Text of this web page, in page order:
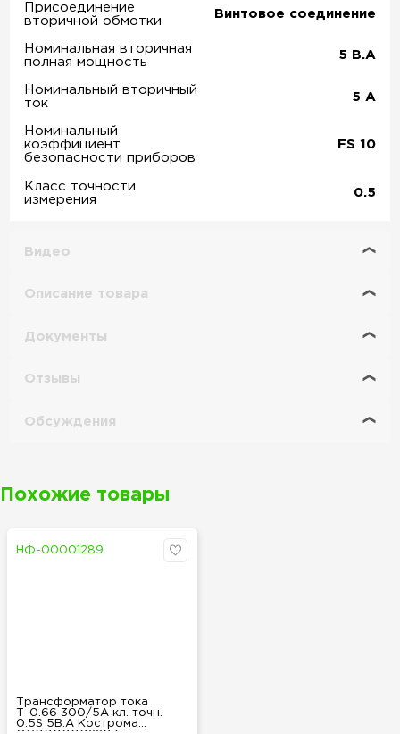
Присоединение
вторичной обмотки
Винтовое соединение
Номинальная вторичная
полная мощность
5 В.А
Номинальный вторичный
ток
5 А
Номинальный
коэффициент
безопасности приборов
FS 10
Класс точности
измерения
0.5
Видео
Описание товара
Документы
Отзывы
Обсуждения
Похожие товары
НФ-00001289
Трансформатор тока
Т-0.66 300/5А кл. точн.
0.5S 5В.А Кострома